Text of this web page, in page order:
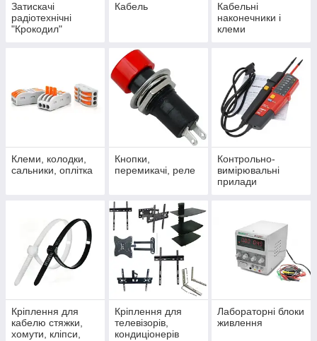
Затискачі
радіотехнічні
"Крокодил"
Кабель
Кабельні
наконечники і
клеми
Клеми, колодки,
сальники, оплітка
Кнопки,
перемикачі, реле
Контрольно-
вимірювальні
прилади
Кріплення для
кабелю стяжки,
хомути, кліпси,
Кріплення для
телевізорів,
кондиціонерів
Лабораторні блоки
живлення